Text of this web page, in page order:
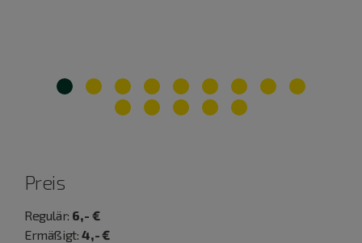
Preis
Regulär: 6,- €
Ermäßigt: 4,- €